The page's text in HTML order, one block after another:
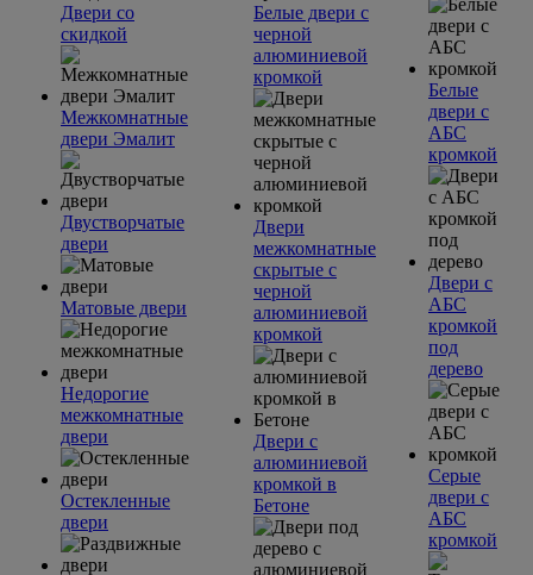
Двери со
скидкой
Межкомнатные
двери Эмалит
Двустворчатые
двери
Матовые двери
Недорогие
межкомнатные
двери
Остекленные
двери
Белые двери с
черной
алюминиевой
кромкой
Двери
межкомнатные
скрытые с
черной
алюминиевой
кромкой
Двери с
алюминиевой
кромкой в
Бетоне
Белые
двери с
АБС
кромкой
Двери с
АБС
кромкой
под
дерево
Серые
двери с
АБС
кромкой